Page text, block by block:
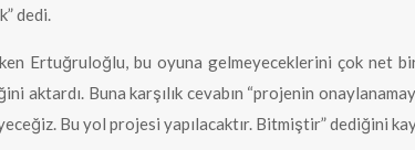
dedi.
Ertuğruloğlu, bu oyuna gelmeyeceklerini çok
Buna karşılık cevabın “projenin
Bu yol projesi yapılacaktır. Bitmiştir” dediğini